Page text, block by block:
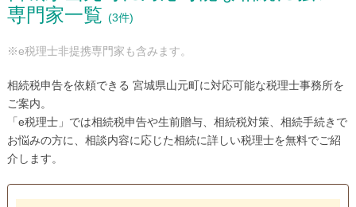
専門家一覧 (3件)
※e税理士非提携専門家も含みます。
相続税申告を依頼できる 宮城県山元町に対応可能な税理士事務所を
ご案内。
「e税理士」では相続税申告や生前贈与、相続税対策、相続手続きで
お悩みの方に、相談内容に応じた相続に詳しい税理士を無料でご紹
介します。